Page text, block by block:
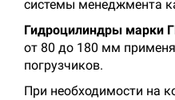
системы менеджмента
Гидроцилиндры марки
от 80 до 180 мм
погрузчиков.
При необходимости на